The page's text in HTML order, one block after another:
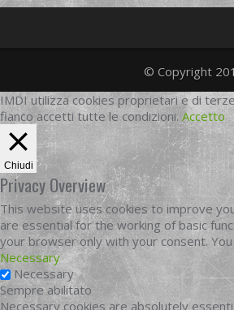
© Copyright
IMDI utilizza cookies proprietari e di
fianco accetti tutte le condizioni. Accetto
Chiudi
Privacy Overview
This website uses cookies to improve
are essential for the working of basic
your browser only with your consent.
Necessary
Necessary
Sempre abilitato
Necessary cookies are absolutely